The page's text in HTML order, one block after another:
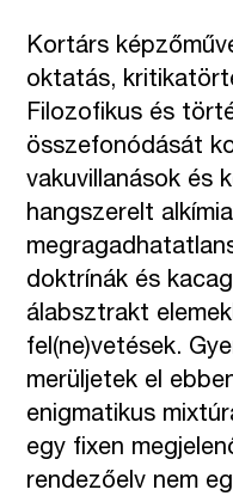
Kortárs
oktatás,
Filozofikus és
összefonódását
vakuvillanások és
hangszerelt
doktrínák és
álabsztrakt
fel(ne)vetések.
merüljetek el
enigmatikus
egy fixen
rendezőelv nem